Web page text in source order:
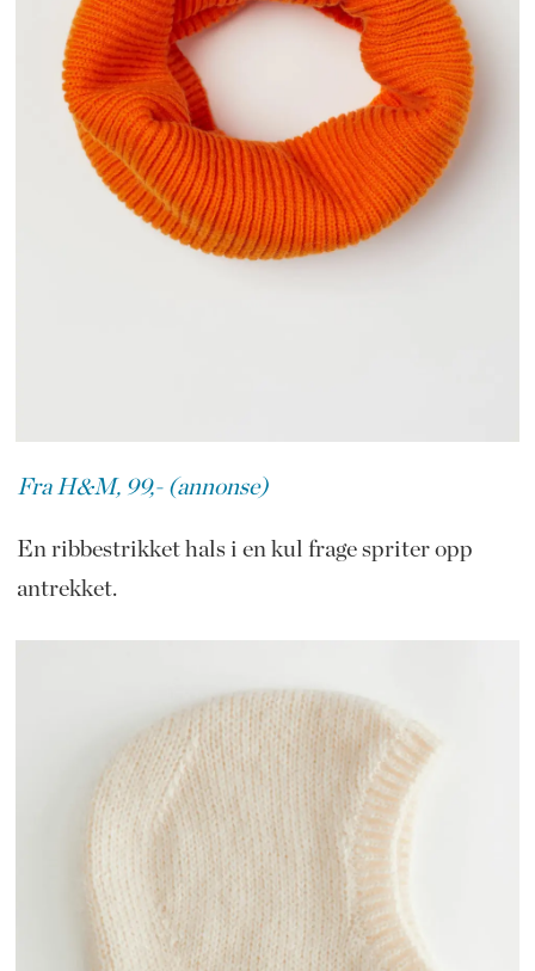
Fra H&M, 99,- (annonse)
En ribbestrikket hals i en kul frage spriter opp
antrekket.